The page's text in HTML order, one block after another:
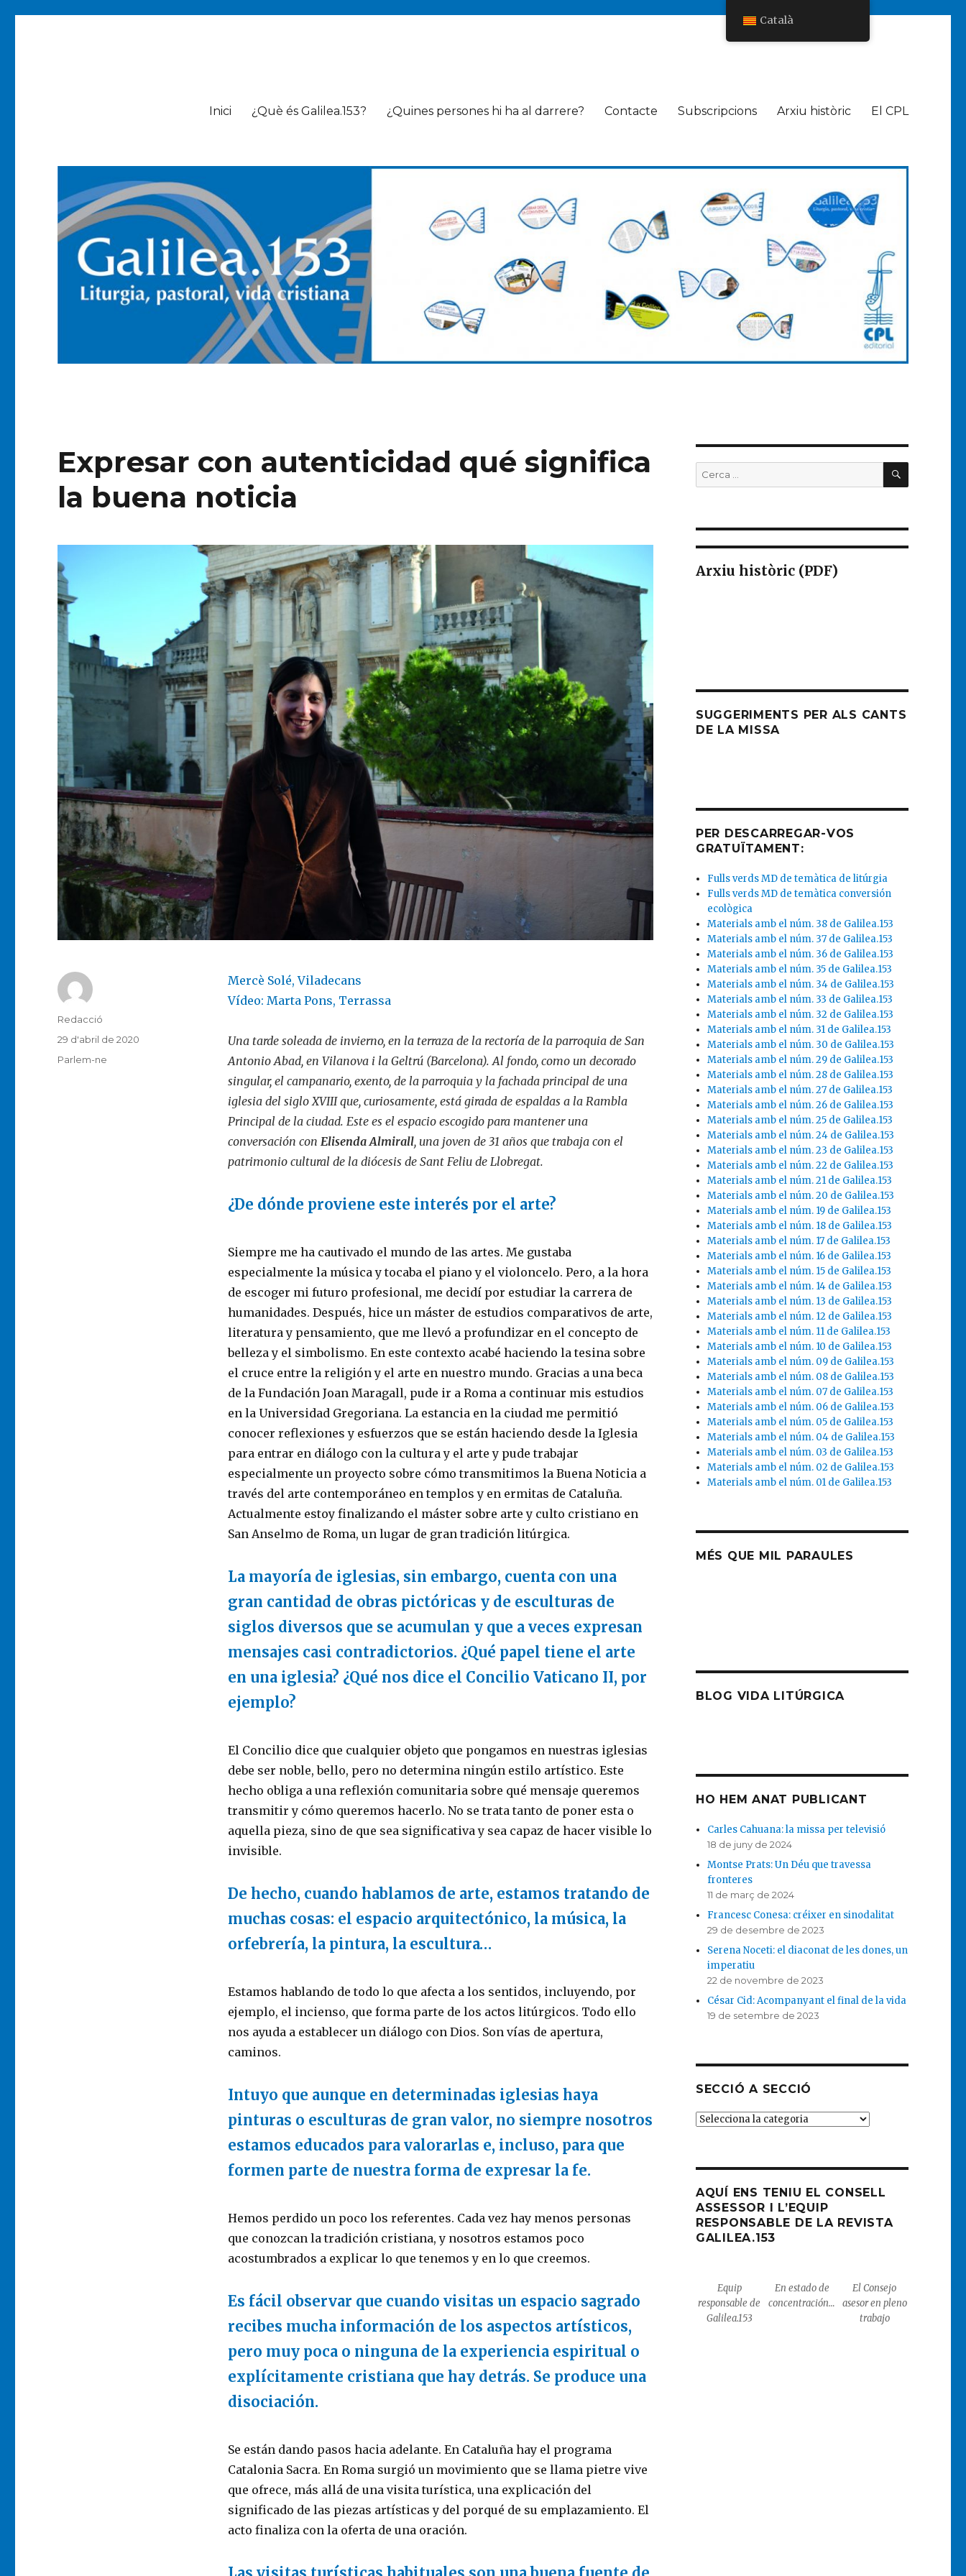
Inici ¿Què és Galilea.153? ¿Quines persones hi ha al darrere? Contacte Subscripcions Arxiu històric El CPL
Expresar con autenticidad qué significa
la buena noticia
Mercè Solé, Viladecans
Vídeo: Marta Pons, Terrassa
Una tarde soleada de invierno, en la terraza de la rectoría de la parroquia de San
Antonio Abad, en Vilanova i la Geltrú (Barcelona). Al fondo, como un decorado
singular, el campanario, exento, de la parroquia y la fachada principal de una
iglesia del siglo XVIII que, curiosamente, está girada de espaldas a la Rambla
Principal de la ciudad. Este es el espacio escogido para mantener una
conversación con Elisenda Almirall, una joven de 31 años que trabaja con el
patrimonio cultural de la diócesis de Sant Feliu de Llobregat.
¿De dónde proviene este interés por el arte?
Siempre me ha cautivado el mundo de las artes. Me gustaba
especialmente la música y tocaba el piano y el violoncelo. Pero, a la hora
de escoger mi futuro profesional, me decidí por estudiar la carrera de
humanidades. Después, hice un máster de estudios comparativos de arte,
literatura y pensamiento, que me llevó a profundizar en el concepto de
belleza y el simbolismo. En este contexto acabé haciendo la tesina sobre
el cruce entre la religión y el arte en nuestro mundo. Gracias a una beca
de la Fundación Joan Maragall, pude ir a Roma a continuar mis estudios
en la Universidad Gregoriana. La estancia en la ciudad me permitió
conocer reflexiones y esfuerzos que se están haciendo desde la Iglesia
para entrar en diálogo con la cultura y el arte y pude trabajar
especialmente un proyecto sobre cómo transmitimos la Buena Noticia a
través del arte contemporáneo en templos y en ermitas de Cataluña.
Actualmente estoy finalizando el máster sobre arte y culto cristiano en
San Anselmo de Roma, un lugar de gran tradición litúrgica.
La mayoría de iglesias, sin embargo, cuenta con una
gran cantidad de obras pictóricas y de esculturas de
siglos diversos que se acumulan y que a veces expresan
mensajes casi contradictorios. ¿Qué papel tiene el arte
en una iglesia? ¿Qué nos dice el Concilio Vaticano II, por
ejemplo?
El Concilio dice que cualquier objeto que pongamos en nuestras iglesias
debe ser noble, bello, pero no determina ningún estilo artístico. Este
hecho obliga a una reflexión comunitaria sobre qué mensaje queremos
transmitir y cómo queremos hacerlo. No se trata tanto de poner esta o
aquella pieza, sino de que sea significativa y sea capaz de hacer visible lo
invisible.
De hecho, cuando hablamos de arte, estamos tratando de
muchas cosas: el espacio arquitectónico, la música, la
orfebrería, la pintura, la escultura…
Estamos hablando de todo lo que afecta a los sentidos, incluyendo, por
ejemplo, el incienso, que forma parte de los actos litúrgicos. Todo ello
nos ayuda a establecer un diálogo con Dios. Son vías de apertura,
caminos.
Intuyo que aunque en determinadas iglesias haya
pinturas o esculturas de gran valor, no siempre nosotros
estamos educados para valorarlas e, incluso, para que
formen parte de nuestra forma de expresar la fe.
Hemos perdido un poco los referentes. Cada vez hay menos personas
que conozcan la tradición cristiana, y nosotros estamos poco
acostumbrados a explicar lo que tenemos y en lo que creemos.
Es fácil observar que cuando visitas un espacio sagrado
recibes mucha información de los aspectos artísticos,
pero muy poca o ninguna de la experiencia espiritual o
explícitamente cristiana que hay detrás. Se produce una
disociación.
Se están dando pasos hacia adelante. En Cataluña hay el programa
Catalonia Sacra. En Roma surgió un movimiento que se llama pietre vive
que ofrece, más allá de una visita turística, una explicación del
significado de las piezas artísticas y del porqué de su emplazamiento. El
acto finaliza con la oferta de una oración.
Autor
Redacció
Publicat
el
29 d'abril de 2020
Categories
Parlem-ne
Buscar
per:
CERCA
Arxiu històric (PDF)
SUGGERIMENTS PER ALS CANTS
DE LA MISSA
PER DESCARREGAR-VOS
GRATUÏTAMENT:
Fulls verds MD de temàtica de litúrgia
Fulls verds MD de temàtica conversión
ecològica
Materials amb el núm. 38 de Galilea.153
Materials amb el núm. 37 de Galilea.153
Materials amb el núm. 36 de Galilea.153
Materials amb el núm. 35 de Galilea.153
Materials amb el núm. 34 de Galilea.153
Materials amb el núm. 33 de Galilea.153
Materials amb el núm. 32 de Galilea.153
Materials amb el núm. 31 de Galilea.153
Materials amb el núm. 30 de Galilea.153
Materials amb el núm. 29 de Galilea.153
Materials amb el núm. 28 de Galilea.153
Materials amb el núm. 27 de Galilea.153
Materials amb el núm. 26 de Galilea.153
Materials amb el núm. 25 de Galilea.153
Materials amb el núm. 24 de Galilea.153
Materials amb el núm. 23 de Galilea.153
Materials amb el núm. 22 de Galilea.153
Materials amb el núm. 21 de Galilea.153
Materials amb el núm. 20 de Galilea.153
Materials amb el núm. 19 de Galilea.153
Materials amb el núm. 18 de Galilea.153
Materials amb el núm. 17 de Galilea.153
Materials amb el núm. 16 de Galilea.153
Materials amb el núm. 15 de Galilea.153
Materials amb el núm. 14 de Galilea.153
Materials amb el núm. 13 de Galilea.153
Materials amb el núm. 12 de Galilea.153
Materials amb el núm. 11 de Galilea.153
Materials amb el núm. 10 de Galilea.153
Materials amb el núm. 09 de Galilea.153
Materials amb el núm. 08 de Galilea.153
Materials amb el núm. 07 de Galilea.153
Materials amb el núm. 06 de Galilea.153
Materials amb el núm. 05 de Galilea.153
Materials amb el núm. 04 de Galilea.153
Materials amb el núm. 03 de Galilea.153
Materials amb el núm. 02 de Galilea.153
Materials amb el núm. 01 de Galilea.153
MÉS QUE MIL PARAULES
BLOG VIDA LITÚRGICA
HO HEM ANAT PUBLICANT
Carles Cahuana: la missa per televisió
18 de juny de 2024
Montse Prats: Un Déu que travessa
fronteres
11 de març de 2024
Francesc Conesa: créixer en sinodalitat
29 de desembre de 2023
Serena Noceti: el diaconat de les dones, un
imperatiu
22 de novembre de 2023
César Cid: Acompanyant el final de la vida
19 de setembre de 2023
SECCIÓ A SECCIÓ
SECCIÓ
AQUÍ ENS TENIU EL CONSELL
ASSESSOR I L’EQUIP
RESPONSABLE DE LA REVISTA
GALILEA.153
Equip
responsable de
Galilea.153
En estado de
concentración…
El Consejo
asesor en pleno
trabajo
Català